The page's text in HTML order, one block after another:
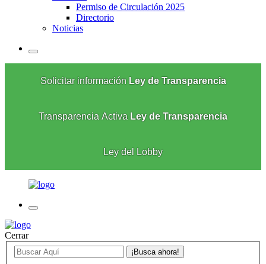
Permiso de Circulación 2025
Directorio
Noticias
Solicitar información Ley de Transparencia
Transparencia Activa Ley de Transparencia
Ley del Lobby
Cerrar